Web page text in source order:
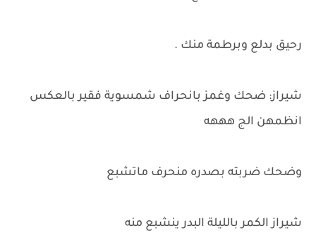
رحيق بدلع وبرطمة منك .
شيراز: ضحك وغمز بانحراف شمسوية فقير بالعكس
انظمهن الج هههه
وضحك ضربته بصدره منحرف ماتشبع
شيراز الكمر بالليلة البدر ينشبع منه